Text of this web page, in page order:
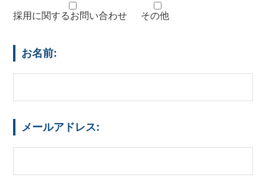
採用に関するお問い合わせ その他
お名前:
メールアドレス: